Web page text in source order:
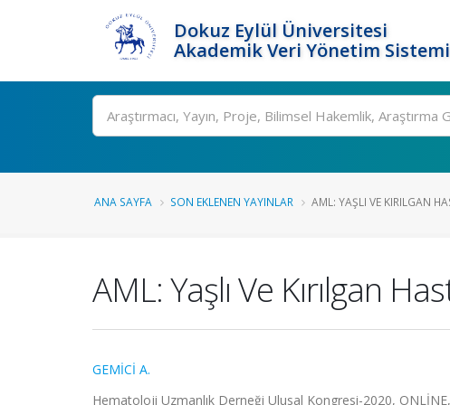
Dokuz Eylül Üniversitesi
Akademik Veri Yönetim Sistemi
Ara
ANA SAYFA SON EKLENEN YAYINLAR AML: YAŞLI VE KIRILGAN
AML: Yaşlı Ve Kırılgan
GEMİCİ A.
Hematoloji Uzmanlık Derneği Ulusal Kongresi-2020,